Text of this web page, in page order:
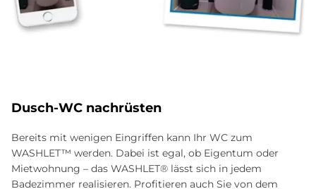
Dusch-WC nachrüsten
Bereits mit wenigen Eingriffen kann Ihr WC zum
WASHLET™ werden. Dabei ist egal, ob Eigentum oder
Mietwohnung – das WASHLET® lässt sich in jedem
Badezimmer realisieren. Profitieren auch Sie von dem